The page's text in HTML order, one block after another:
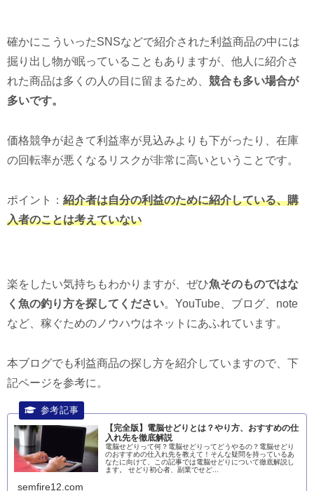
確かにこういったSNSなどで紹介された利益商品の中には
掘り出し物が眠っていることもありますが、他人に紹介さ
れた商品は多くの人の目に留まるため、 競合も多い場合が
多いです。
価格競争が起きて利益率が見込みよりも下がったり、在庫
の回転率が悪くなるリスクが非常に高いということです。
ポイント： 紹介者は自分の利益のために紹介している、購
入者のことは考えていない
楽をしたい気持ちもわかりますが、ぜひ魚そのものではな
く魚の釣り方を探してください。YouTube、ブログ、note
など、稼ぐためのノウハウはネットにあふれています。
本ブログでも利益商品の探し方を紹介していますので、下
記ページを参考に。
【完全版】電脳せどりとは？やり方、おすすめの仕
入れ先を徹底解説
電脳せどりって何？電脳せどりってどうやるの？電脳せどり
のおすすめの仕入れ先を教えて！そんな疑問を持っているあ
なたに向けて、この記事では電脳せどりについて徹底解説し
ます。 せどり初心者、副業でせど...
semfire12.com